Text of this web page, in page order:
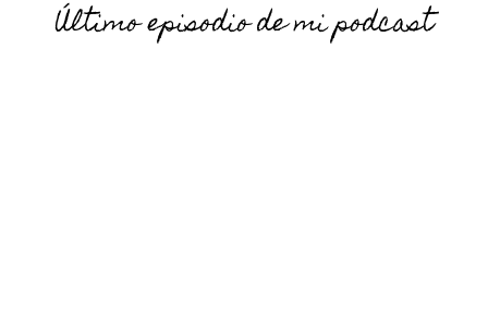
Último episodio de mi podcast